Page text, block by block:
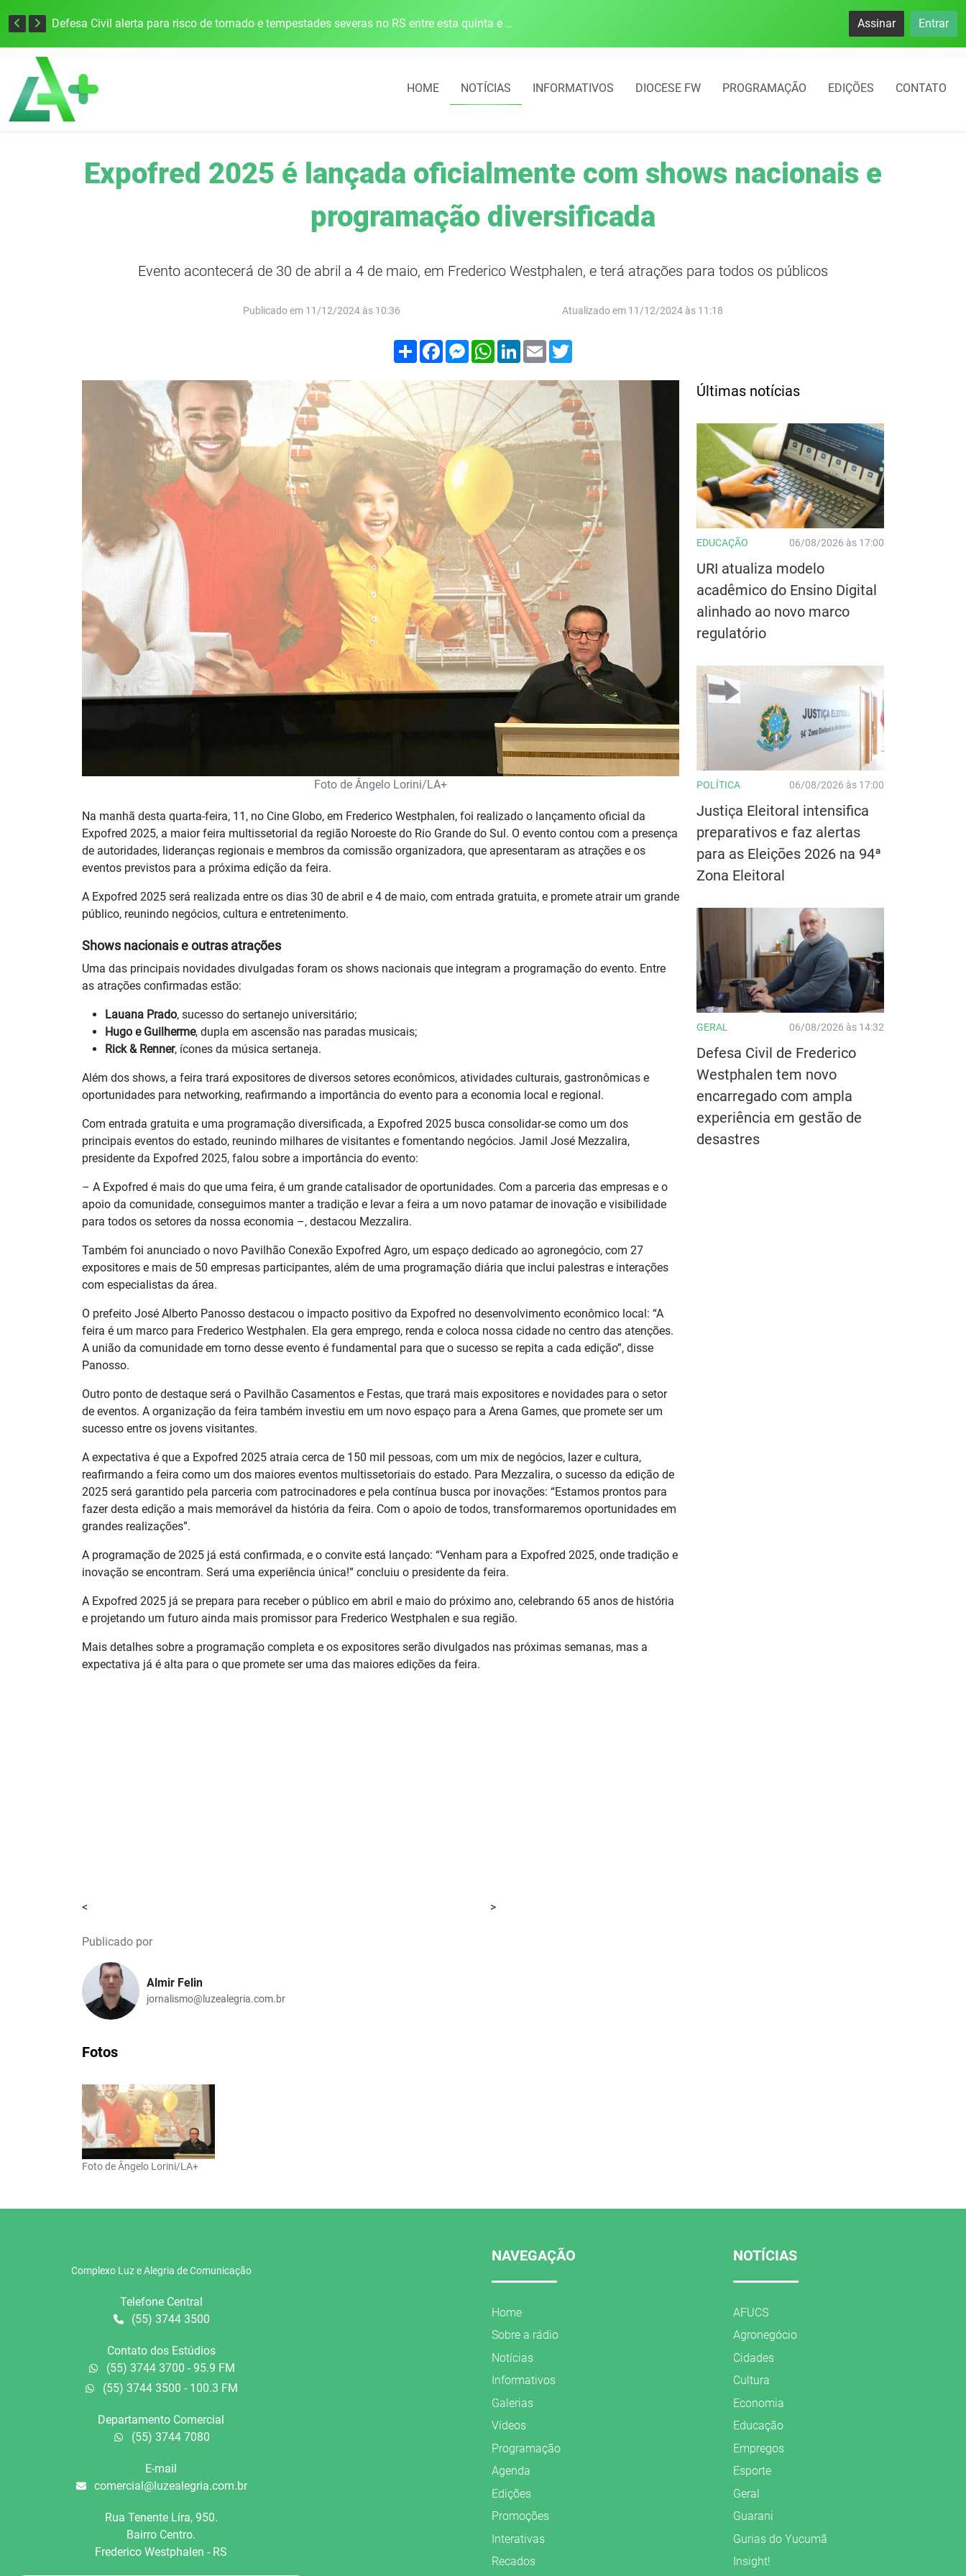
Defesa Civil alerta para risco de tornado e tempestades severas no RS entre esta quinta e sexta-feira Assinar Entrar
HOME NOTÍCIAS INFORMATIVOS DIOCESE FW PROGRAMAÇÃO EDIÇÕES CONTATO
Expofred 2025 é lançada oficialmente com shows nacionais e
programação diversificada
Evento acontecerá de 30 de abril a 4 de maio, em Frederico Westphalen, e terá atrações para todos os públicos
Publicado em 11/12/2024 às 10:36 Atualizado em 11/12/2024 às 11:18
Compartilhar
FacebookMessenger
WhatsApp
LinkedIn
Email
Foto de Ângelo Lorini/LA+
Na manhã desta quarta-feira, 11, no Cine Globo, em Frederico Westphalen, foi realizado o lançamento oficial da
Expofred 2025, a maior feira multissetorial da região Noroeste do Rio Grande do Sul. O evento contou com a presença
de autoridades, lideranças regionais e membros da comissão organizadora, que apresentaram as atrações e os
eventos previstos para a próxima edição da feira.
A Expofred 2025 será realizada entre os dias 30 de abril e 4 de maio, com entrada gratuita, e promete atrair um grande
público, reunindo negócios, cultura e entretenimento.
Shows nacionais e outras atrações
Uma das principais novidades divulgadas foram os shows nacionais que integram a programação do evento. Entre
as atrações confirmadas estão:
Lauana Prado, sucesso do sertanejo universitário;
Hugo e Guilherme, dupla em ascensão nas paradas musicais;
Rick & Renner, ícones da música sertaneja.
Além dos shows, a feira trará expositores de diversos setores econômicos, atividades culturais, gastronômicas e
oportunidades para networking, reafirmando a importância do evento para a economia local e regional.
Com entrada gratuita e uma programação diversificada, a Expofred 2025 busca consolidar-se como um dos
principais eventos do estado, reunindo milhares de visitantes e fomentando negócios. Jamil José Mezzalira,
presidente da Expofred 2025, falou sobre a importância do evento:
– A Expofred é mais do que uma feira, é um grande catalisador de oportunidades. Com a parceria das empresas e o
apoio da comunidade, conseguimos manter a tradição e levar a feira a um novo patamar de inovação e visibilidade
para todos os setores da nossa economia –, destacou Mezzalira.
Também foi anunciado o novo Pavilhão Conexão Expofred Agro, um espaço dedicado ao agronegócio, com 27
expositores e mais de 50 empresas participantes, além de uma programação diária que inclui palestras e interações
com especialistas da área.
O prefeito José Alberto Panosso destacou o impacto positivo da Expofred no desenvolvimento econômico local: “A
feira é um marco para Frederico Westphalen. Ela gera emprego, renda e coloca nossa cidade no centro das atenções.
A união da comunidade em torno desse evento é fundamental para que o sucesso se repita a cada edição”, disse
Panosso.
Outro ponto de destaque será o Pavilhão Casamentos e Festas, que trará mais expositores e novidades para o setor
de eventos. A organização da feira também investiu em um novo espaço para a Arena Games, que promete ser um
sucesso entre os jovens visitantes.
A expectativa é que a Expofred 2025 atraia cerca de 150 mil pessoas, com um mix de negócios, lazer e cultura,
reafirmando a feira como um dos maiores eventos multissetoriais do estado. Para Mezzalira, o sucesso da edição de
2025 será garantido pela parceria com patrocinadores e pela contínua busca por inovações: “Estamos prontos para
fazer desta edição a mais memorável da história da feira. Com o apoio de todos, transformaremos oportunidades em
grandes realizações”.
A programação de 2025 já está confirmada, e o convite está lançado: “Venham para a Expofred 2025, onde tradição e
inovação se encontram. Será uma experiência única!” concluiu o presidente da feira.
A Expofred 2025 já se prepara para receber o público em abril e maio do próximo ano, celebrando 65 anos de história
e projetando um futuro ainda mais promissor para Frederico Westphalen e sua região.
Mais detalhes sobre a programação completa e os expositores serão divulgados nas próximas semanas, mas a
expectativa já é alta para o que promete ser uma das maiores edições da feira.
< >
Publicado por
Almir Felin
jornalismo@luzealegria.com.br
Fotos
Foto de Ângelo Lorini/LA+
Últimas notícias
EDUCAÇÃO 06/08/2026 às 17:00
URI atualiza modelo
acadêmico do Ensino Digital
alinhado ao novo marco
regulatório
POLÍTICA 06/08/2026 às 17:00
Justiça Eleitoral intensifica
preparativos e faz alertas
para as Eleições 2026 na 94ª
Zona Eleitoral
GERAL 06/08/2026 às 14:32
Defesa Civil de Frederico
Westphalen tem novo
encarregado com ampla
experiência em gestão de
desastres
Complexo Luz e Alegria de Comunicação
Telefone Central
(55) 3744 3500
Contato dos Estúdios
(55) 3744 3700 - 95.9 FM
(55) 3744 3500 - 100.3 FM
Departamento Comercial
(55) 3744 7080
E-mail
comercial@luzealegria.com.br
Rua Tenente Líra, 950.
Bairro Centro.
Frederico Westphalen - RS
NAVEGAÇÃO
Home
Sobre a rádio
Notícias
Informativos
Galerias
Vídeos
Programação
Agenda
Edições
Promoções
Interativas
Recados
NOTÍCIAS
AFUCS
Agronegócio
Cidades
Cultura
Economia
Educação
Empregos
Esporte
Geral
Guarani
Gurias do Yucumã
Insight!